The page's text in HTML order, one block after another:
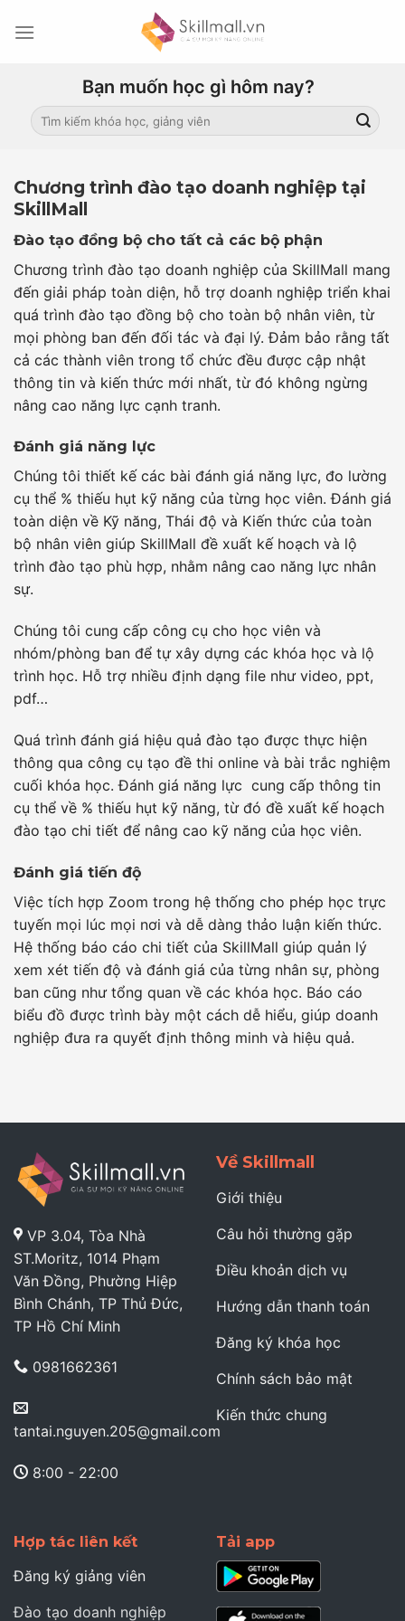
Bạn muốn học gì hôm nay?
Search
for:
Chương trình đào tạo doanh nghiệp tại
SkillMall
Đào tạo đồng bộ cho tất cả các bộ phận
Chương trình đào tạo doanh nghiệp của SkillMall mang
đến giải pháp toàn diện, hỗ trợ doanh nghiệp triển khai
quá trình đào tạo đồng bộ cho toàn bộ nhân viên, từ
mọi phòng ban đến đối tác và đại lý. Đảm bảo rằng tất
cả các thành viên trong tổ chức đều được cập nhật
thông tin và kiến thức mới nhất, từ đó không ngừng
nâng cao năng lực cạnh tranh.
Đánh giá năng lực
Chúng tôi thiết kế các bài đánh giá năng lực, đo lường
cụ thể % thiếu hụt kỹ năng của từng học viên. Đánh giá
toàn diện về Kỹ năng, Thái độ và Kiến thức của toàn
bộ nhân viên giúp SkillMall đề xuất kế hoạch và lộ
trình đào tạo phù hợp, nhằm nâng cao năng lực nhân
sự.
Chúng tôi cung cấp công cụ cho học viên và
nhóm/phòng ban để tự xây dựng các khóa học và lộ
trình học. Hỗ trợ nhiều định dạng file như video, ppt,
pdf…
Quá trình đánh giá hiệu quả đào tạo được thực hiện
thông qua công cụ tạo đề thi online và bài trắc nghiệm
cuối khóa học. Đánh giá năng lực cung cấp thông tin
cụ thể về % thiếu hụt kỹ năng, từ đó đề xuất kế hoạch
đào tạo chi tiết để nâng cao kỹ năng của học viên.
Đánh giá tiến độ
Việc tích hợp Zoom trong hệ thống cho phép học trực
tuyến mọi lúc mọi nơi và dễ dàng thảo luận kiến thức.
Hệ thống báo cáo chi tiết của SkillMall giúp quản lý
xem xét tiến độ và đánh giá của từng nhân sự, phòng
ban cũng như tổng quan về các khóa học. Báo cáo
biểu đồ được trình bày một cách dễ hiểu, giúp doanh
nghiệp đưa ra quyết định thông minh và hiệu quả.
VP 3.04, Tòa Nhà
ST.Moritz, 1014 Phạm
Văn Đồng, Phường Hiệp
Bình Chánh, TP Thủ Đức,
TP Hồ Chí Minh
0981662361
tantai.nguyen.205@gmail.com
8:00 - 22:00
Về Skillmall
Giới thiệu
Câu hỏi thường gặp
Điều khoản dịch vụ
Hướng dẫn thanh toán
Đăng ký khóa học
Chính sách bảo mật
Kiến thức chung
Hợp tác liên kết
Đăng ký giảng viên
Đào tạo doanh nghiệp
Tải app